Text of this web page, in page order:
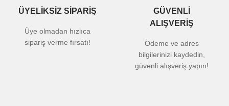
ÜYELİKSİZ SİPARİŞ
Üye olmadan hızlıca
sipariş verme fırsatı!
GÜVENLİ
ALIŞVERİŞ
Ödeme ve adres
bilgilerinizi kaydedin,
güvenli alışveriş yapın!